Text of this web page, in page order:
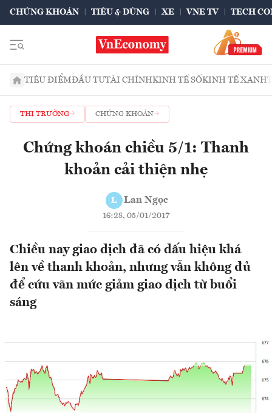
CHỨNG KHOÁN TIÊU & DÙNG XE VNE TV TECH
TIÊU ĐIỂMĐẦU TƯTÀI CHÍNHKINH TẾ SỐKINH TẾ XANH
THỊ TRƯỜNG CHỨNG KHOÁN
Chứng khoán chiều 5/1: Thanh
khoản cải thiện nhẹ
L Lan Ngọc
16:28, 05/01/2017
Chiều nay giao dịch đã có dấu hiệu khá
lên về thanh khoản, nhưng vẫn không đủ
để cứu vãn mức giảm giao dịch từ buổi
sáng